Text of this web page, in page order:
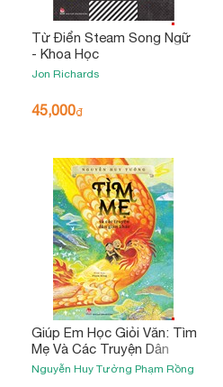
Từ Điển Steam Song Ngữ
- Khoa Học
Jon Richards
45,000₫
Giúp Em Học Giỏi Văn: Tìm
Mẹ Và Các Truyện Dân
Gian Khác
Nguyễn Huy Tưởng Phạm Rồng